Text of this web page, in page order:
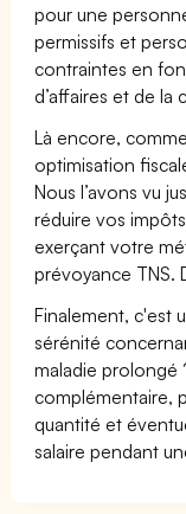
pour une
permissifs et
contraintes en
d’affaires et de la
Là encore,
optimisation
Nous l’avons vu
réduire vos
exerçant votre
prévoyance TNS.
Finalement, c'est
sérénité
maladie prolongé
complémentaire,
quantité et
salaire pendant